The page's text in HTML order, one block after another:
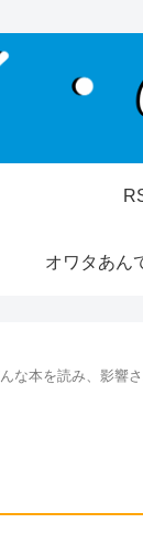
オワタあん
な本を読み、影響